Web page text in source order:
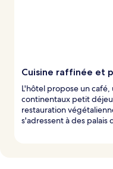
Cuisine raffinée et
L'hôtel propose un
continentaux petit
restauration
s'adressent à des palais